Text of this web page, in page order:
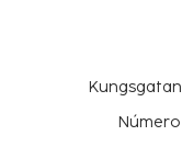
Kungsgatan